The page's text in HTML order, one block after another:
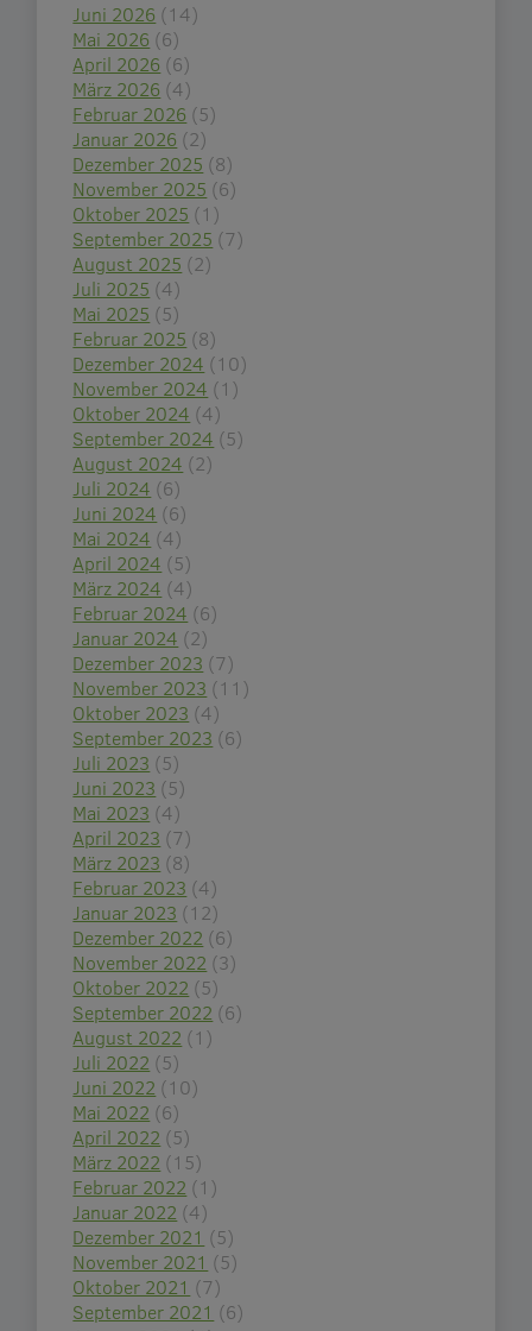
Juni 2026 (14)
Mai 2026 (6)
April 2026 (6)
März 2026 (4)
Februar 2026 (5)
Januar 2026 (2)
Dezember 2025 (8)
November 2025 (6)
Oktober 2025 (1)
September 2025 (7)
August 2025 (2)
Juli 2025 (4)
Mai 2025 (5)
Februar 2025 (8)
Dezember 2024 (10)
November 2024 (1)
Oktober 2024 (4)
September 2024 (5)
August 2024 (2)
Juli 2024 (6)
Juni 2024 (6)
Mai 2024 (4)
April 2024 (5)
März 2024 (4)
Februar 2024 (6)
Januar 2024 (2)
Dezember 2023 (7)
November 2023 (11)
Oktober 2023 (4)
September 2023 (6)
Juli 2023 (5)
Juni 2023 (5)
Mai 2023 (4)
April 2023 (7)
März 2023 (8)
Februar 2023 (4)
Januar 2023 (12)
Dezember 2022 (6)
November 2022 (3)
Oktober 2022 (5)
September 2022 (6)
August 2022 (1)
Juli 2022 (5)
Juni 2022 (10)
Mai 2022 (6)
April 2022 (5)
März 2022 (15)
Februar 2022 (1)
Januar 2022 (4)
Dezember 2021 (5)
November 2021 (5)
Oktober 2021 (7)
September 2021 (6)